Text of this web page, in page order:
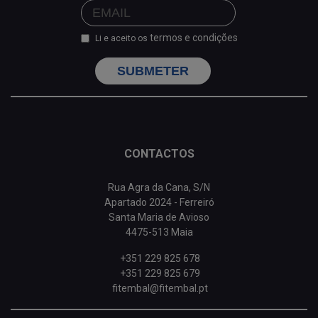
Li e aceito os termos e condições
SUBMETER
CONTACTOS
Rua Agra da Cana, S/N
Apartado 2024 - Ferreiró
Santa Maria de Avioso
4475-513 Maia
+351 229 825 678
+351 229 825 679
fitembal@fitembal.pt